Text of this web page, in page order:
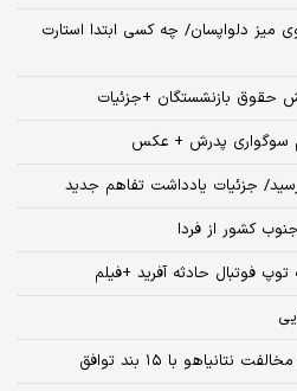
میز دلواپسان/ چه کسی ابتدا استارت
حقوق بازنشستگان +جزئیات
سوگواری پدرش + عکس
جزئیات یادداشت تفاهم جدید
کشور از فردا
فوتبال حادثه‌ آفرید +فیلم
با ۱۵ بند توافق